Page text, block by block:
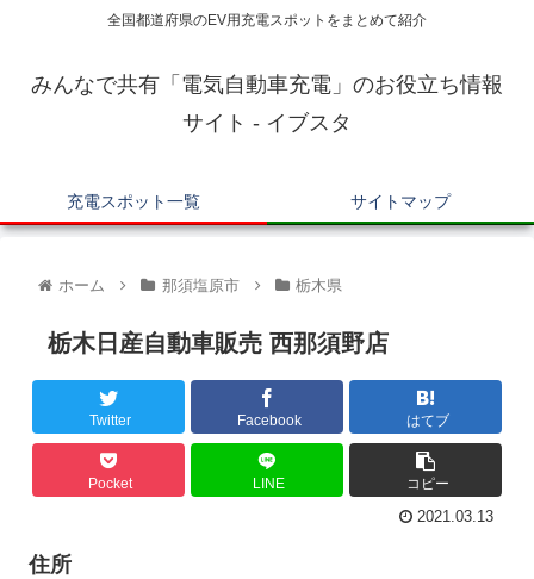
全国都道府県のEV用充電スポットをまとめて紹介
みんなで共有「電気自動車充電」のお役立ち情報
サイト - イブスタ
充電スポット一覧 サイトマップ
ホーム 那須塩原市 栃木県
栃木日産自動車販売 西那須野店
Twitter Facebook はてブ
Pocket LINE コピー
2021.03.13
住所